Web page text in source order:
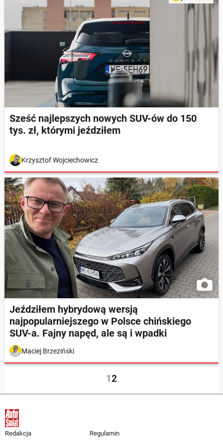
Sześć najlepszych nowych SUV-ów do 150
tys. zł, którymi jeździłem
Krzysztof Wojciechowicz
Jeździłem hybrydową wersją
najpopularniejszego w Polsce chińskiego
SUV-a. Fajny napęd, ale są i wpadki
Maciej Brzeziński
12
Redakcja
Regulamin